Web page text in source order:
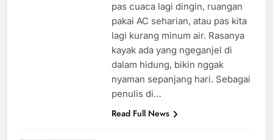
pas cuaca lagi dingin, ruangan
pakai AC seharian, atau pas kita
lagi kurang minum air. Rasanya
kayak ada yang ngeganjel di
dalam hidung, bikin nggak
nyaman sepanjang hari. Sebagai
penulis di…
Read Full News